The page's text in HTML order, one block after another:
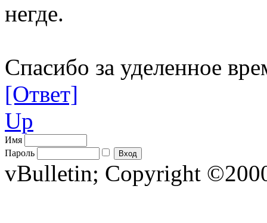
негде.
Спасибо за уделенное
[Ответ]
Up
Имя
Пароль
vBulletin; Copyright